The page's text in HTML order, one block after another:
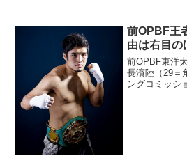
戦の決意を表
OPBF･L...
前OPBF王
由は右目の
前OPBF東洋
長濱陸（29＝
ングコミッシ